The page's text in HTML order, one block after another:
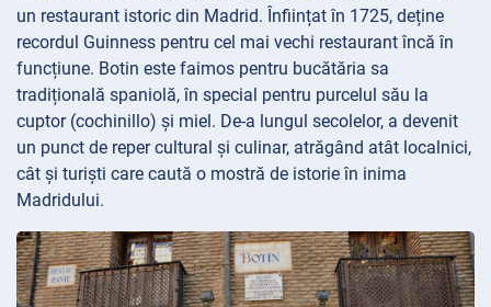
un restaurant istoric din Madrid. Înființat în 1725, deține
recordul Guinness pentru cel mai vechi restaurant încă în
funcțiune. Botin este faimos pentru bucătăria sa
tradițională spaniolă, în special pentru purcelul său la
cuptor (cochinillo) și miel. De-a lungul secolelor, a devenit
un punct de reper cultural și culinar, atrăgând atât localnici,
cât și turiști care caută o mostră de istorie în inima
Madridului.